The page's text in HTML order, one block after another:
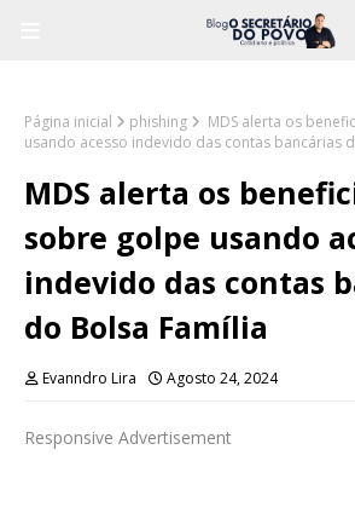
Página inicial phishing
MDS alerta os
usando acesso indevido das contas bancárias
MDS alerta os
sobre golpe usando
indevido das contas
do Bolsa Família
Evanndro Lira Agosto 24, 2024
Responsive Advertisement